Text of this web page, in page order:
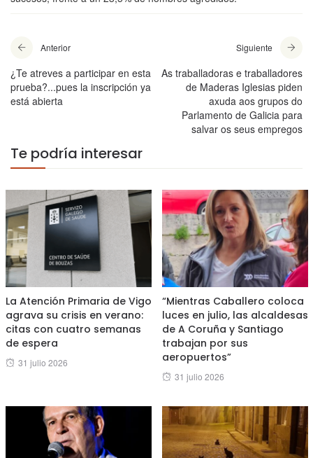
Anterior
¿Te atreves a participar en esta
prueba?...pues la inscripción ya
está abierta
Siguiente
As traballadoras e traballadores
de Maderas Iglesias piden
axuda aos grupos do
Parlamento de Galicia para
salvar os seus empregos
Te podría interesar
La Atención Primaria de Vigo
agrava su crisis en verano:
citas con cuatro semanas
de espera
Posted
31 julio 2026
“Mientras Caballero coloca
luces en julio, las alcaldesas
de A Coruña y Santiago
trabajan por sus
aeropuertos”
Posted
31 julio 2026